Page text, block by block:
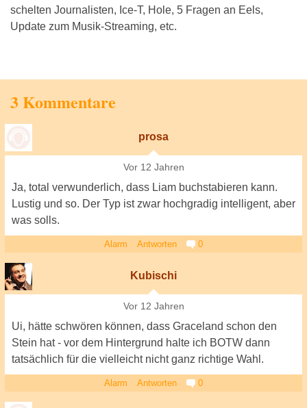
schelten Journalisten, Ice-T, Hole, 5 Fragen an Eels,
Update zum Musik-Streaming, etc.
3 Kommentare
prosa
Vor 12 Jahren
Ja, total verwunderlich, dass Liam buchstabieren kann.
Lustig und so. Der Typ ist zwar hochgradig intelligent, aber
was solls.
Alarm Antworten 0
Kubischi
Vor 12 Jahren
Ui, hätte schwören können, dass Graceland schon den
Stein hat - vor dem Hintergrund halte ich BOTW dann
tatsächlich für die vielleicht nicht ganz richtige Wahl.
Alarm Antworten 0